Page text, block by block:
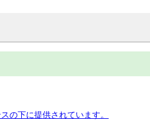
の下に提供されています。